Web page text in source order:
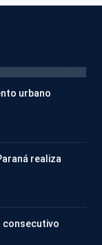
urbano
realiza
consecutivo